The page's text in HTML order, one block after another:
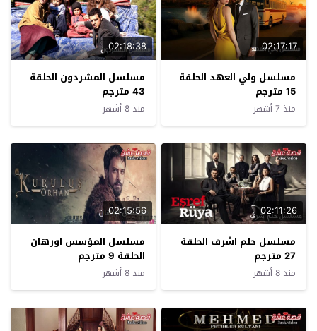
02:17:17
مسلسل ولي العهد الحلقة
15 مترجم
منذ 7 أشهر
02:18:38
مسلسل المشردون الحلقة
43 مترجم
منذ 8 أشهر
02:11:26
مسلسل حلم اشرف الحلقة
27 مترجم
منذ 8 أشهر
02:15:56
مسلسل المؤسس اورهان
الحلقة 9 مترجم
منذ 8 أشهر